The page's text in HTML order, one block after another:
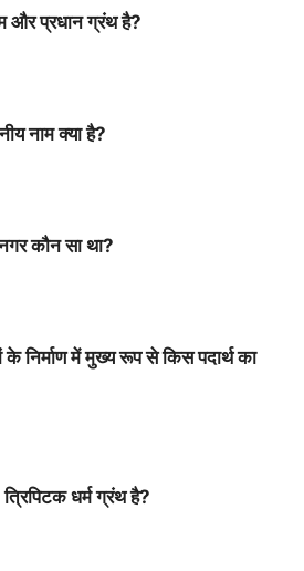
और प्रधान ग्रंथ है?
नाम क्या है?
कौन सा था?
के निर्माण में मुख्य रूप से किस पदार्थ का
धर्म ग्रंथ है?